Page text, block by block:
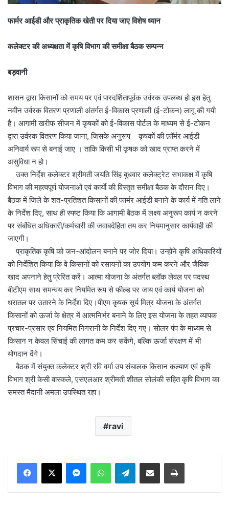
फार्मर आईडी और प्राकृतिक खेती पर दिया जाए विशेष ध्यान
कलेक्टर की अध्यक्षता में कृषि विभाग की समीक्षा बैठक सम्पन्न
बड़वानी
शासन द्वारा किसानों को समय पर एवं पारदर्शितापूर्वक उर्वरक उपलब्ध हो इस हेतु
नवीन उर्वरक वितरण प्रणाली अंतर्गत ई-विकास प्रणाली (ई-टोकन) लागू की गयी
है। आगामी खरीफ सीजन में कृषकों को ई-विकास पोर्टल के माध्यम से ई-टोकन
द्वारा उर्वरक वितरण किया जाना, जिसके अनुरूप कृषकों की फ़ॉर्मर आईडी
अनिवार्य रूप से बनाई जाए । ताकि किसी भी कृषक को खाद प्राप्त करने में
असुविधा न हो।
उक्त निर्देश कलेक्टर श्रीमती जयति सिंह बुधवार कलेक्ट्रेट सभाकक्ष में कृषि
विभाग की महत्वपूर्ण योजनाओं एवं कार्याे की विस्तृत समीक्षा बैठक के दौरान दिए।
बैठक में जिले के शत-प्रतिशत किसानों की फार्मर आईडी बनाने के कार्य में गति लाने
के निर्देश दिए, साथ ही स्पष्ट किया कि आगामी बैठक में लक्ष्य अनुरूप कार्य न करने
पर संबंधित अधिकारी/कर्मचारी की जवाबदेहिता तय कर नियमानुसार कार्यवाही की
जाएगी।
प्राकृतिक कृषि को जन-आंदोलन बनाने पर जोर दिया। उन्होंने कृषि अधिकारियों
को निर्देशित किया कि वे किसानों को रसायनों का उपयोग कम करने और जैविक
खाद अपनाने हेतु प्रेरित करें। आत्मा योजना के अंतर्गत ब्लॉक लेवल पर पदस्थ
बीटीएम साथ समन्वय कर नियमित रूप से फील्ड पर जाय एवं कार्य योजना को
धरातल पर उतारने के निर्देश दिए।पीएम कृषक सूर्य मित्र योजना के अंतर्गत
किसानों को ऊर्जा के क्षेत्र में आत्मनिर्भर बनाने के लिए इस योजना के तहत व्यापक
प्रचार-प्रसार एव नियमित निगरानी के निर्देश दिए गए। सोलर पंप के माध्यम से
किसान न केवल सिंचाई की लागत कम कर सकेंगे, बल्कि ऊर्जा संरक्षण में भी
योगदान देंगे।
बैठक में संयुक्त कलेक्टर श्री रवि वर्मा उप संचालक किसान कल्याण एवं कृषि
विभाग श्री केसी वास्कले, एसएलआर श्रीमती शीतल सोलंकी सहित कृषि विभाग का
समस्त मैदानी अमला उपस्थित रहा।
ravi
MessengerWhatsAppTelegramShare via Email Print